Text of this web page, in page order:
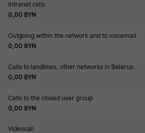
Intranet calls
0,00 BYN
Outgoing within the network and to voicemail
0,00 BYN
Calls to landlines, other networks in Belarus
0,00 BYN
Calls to the closed user group
0,00 BYN
Videocall